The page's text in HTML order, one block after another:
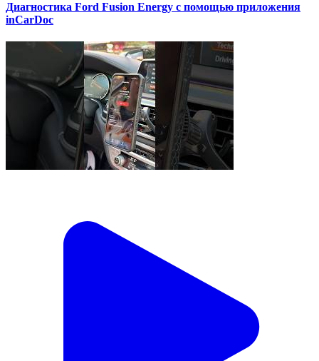
Диагностика Ford Fusion Energy с помощью приложения
inCarDoc